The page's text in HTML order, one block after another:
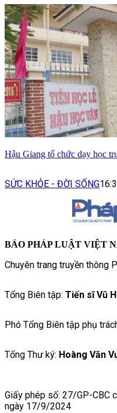
Hậu Giang tổ chức dạy học
SỨC KHỎE - ĐỜI SỐNG
BÁO PHÁP LUẬT VIỆT
Chuyên trang truyền thông
Tổng Biên tập: Tiến sĩ Vũ
Phó Tổng Biên tập phụ
Tổng Thư ký: Hoàng Văn
Giấy phép số: 27/GP-CBC
ngày 17/9/2024